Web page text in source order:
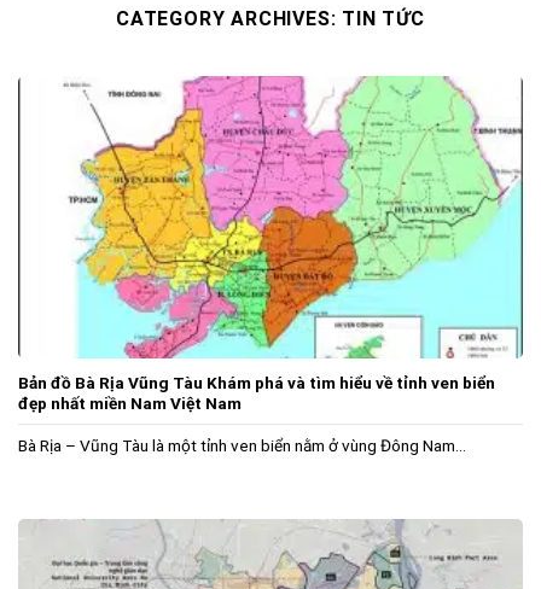
CATEGORY ARCHIVES: TIN TỨC
Bản đồ Bà Rịa Vũng Tàu Khám phá và tìm hiểu về tỉnh ven biển
đẹp nhất miền Nam Việt Nam
Bà Rịa – Vũng Tàu là một tỉnh ven biển nằm ở vùng Đông Nam...